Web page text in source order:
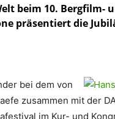
beim 10. Bergfilm-
präsentiert die
bei dem von
zusammen mit der
im Kur- und